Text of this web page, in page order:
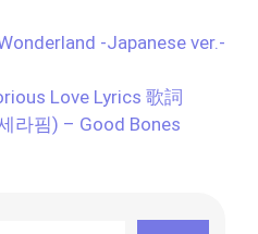
-Japanese ver.-
Love Lyrics 歌詞
라핌) – Good Bones